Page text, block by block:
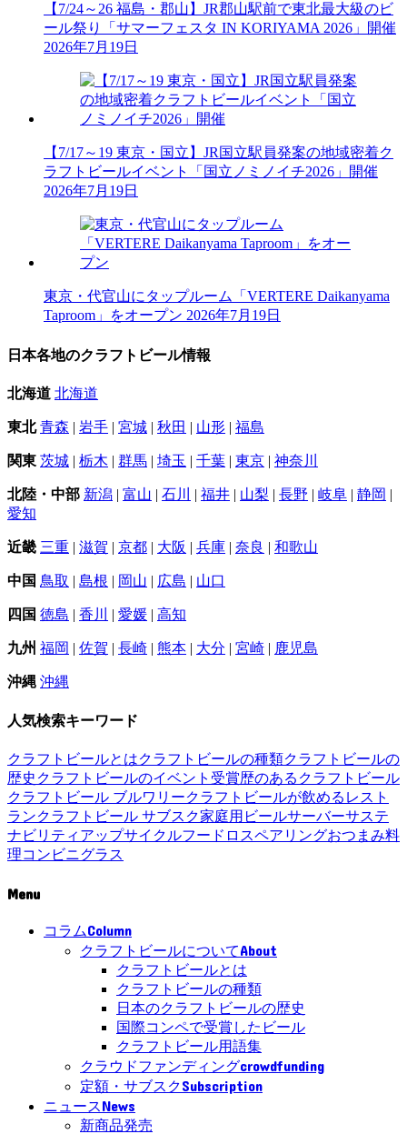
【7/24～26 福島・郡山】JR郡山駅前で東北最大級のビ
ール祭り「サマーフェスタ IN KORIYAMA 2026」開催
2026年7月19日
【7/17～19 東京・国立】JR国立駅員発案の地域密着ク
ラフトビールイベント「国立ノミノイチ2026」開催
2026年7月19日
東京・代官山にタップルーム「VERTERE Daikanyama
Taproom」をオープン 2026年7月19日
日本各地のクラフトビール情報
北海道 北海道
東北 青森 | 岩手 | 宮城 | 秋田 | 山形 | 福島
関東 茨城 | 栃木 | 群馬 | 埼玉 | 千葉 | 東京 | 神奈川
北陸・中部 新潟 | 富山 | 石川 | 福井 | 山梨 | 長野 | 岐阜 | 静岡 |
愛知
近畿 三重 | 滋賀 | 京都 | 大阪 | 兵庫 | 奈良 | 和歌山
中国 鳥取 | 島根 | 岡山 | 広島 | 山口
四国 徳島 | 香川 | 愛媛 | 高知
九州 福岡 | 佐賀 | 長崎 | 熊本 | 大分 | 宮崎 | 鹿児島
沖縄 沖縄
人気検索キーワード
クラフトビールとはクラフトビールの種類クラフトビールの
歴史 クラフトビールのイベント 受賞歴のあるクラフトビール
クラフトビール ブルワリークラフトビールが飲めるレスト
ランクラフトビール サブスク家庭用ビールサーバーサステ
ナビリティ アップサイクルフードロスペアリングおつまみ料
理コンビニグラス
Menu
コラムColumn
クラフトビールについてAbout
クラフトビールとは
クラフトビールの種類
日本のクラフトビールの歴史
国際コンペで受賞したビール
クラフトビール用語集
クラウドファンディングcrowdfunding
定額・サブスクSubscription
ニュースNews
新商品発売